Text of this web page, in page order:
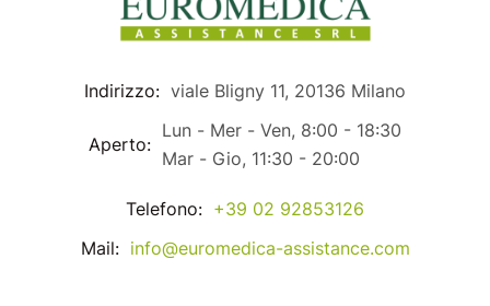
Indirizzo: viale Bligny 11, 20136 Milano
Aperto:
Lun - Mer - Ven, 8:00 - 18:30
Mar - Gio, 11:30 - 20:00
Telefono: +39 02 92853126
Mail: info@euromedica-assistance.com